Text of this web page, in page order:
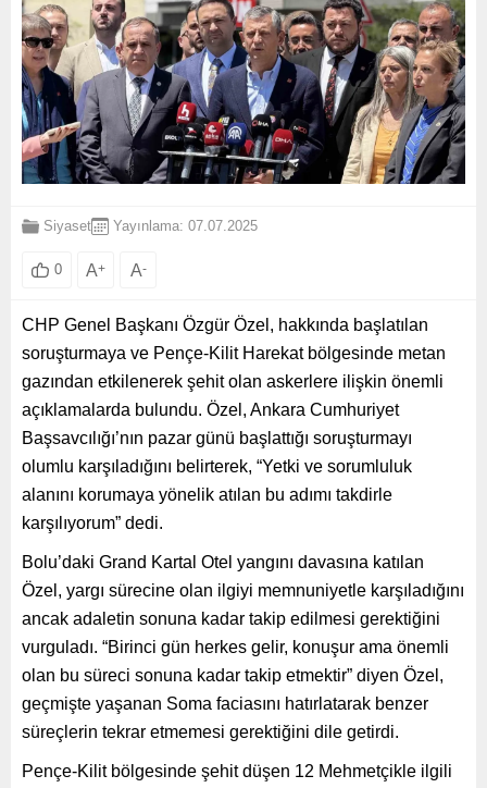
Siyaset Yayınlama: 07.07.2025
0 A+ A-
CHP Genel Başkanı Özgür Özel, hakkında başlatılan
soruşturmaya ve Pençe-Kilit Harekat bölgesinde metan
gazından etkilenerek şehit olan askerlere ilişkin önemli
açıklamalarda bulundu. Özel, Ankara Cumhuriyet
Başsavcılığı’nın pazar günü başlattığı soruşturmayı
olumlu karşıladığını belirterek, “Yetki ve sorumluluk
alanını korumaya yönelik atılan bu adımı takdirle
karşılıyorum” dedi.
Bolu’daki Grand Kartal Otel yangını davasına katılan
Özel, yargı sürecine olan ilgiyi memnuniyetle karşıladığını
ancak adaletin sonuna kadar takip edilmesi gerektiğini
vurguladı. “Birinci gün herkes gelir, konuşur ama önemli
olan bu süreci sonuna kadar takip etmektir” diyen Özel,
geçmişte yaşanan Soma faciasını hatırlatarak benzer
süreçlerin tekrar etmemesi gerektiğini dile getirdi.
Pençe-Kilit bölgesinde şehit düşen 12 Mehmetçikle ilgili